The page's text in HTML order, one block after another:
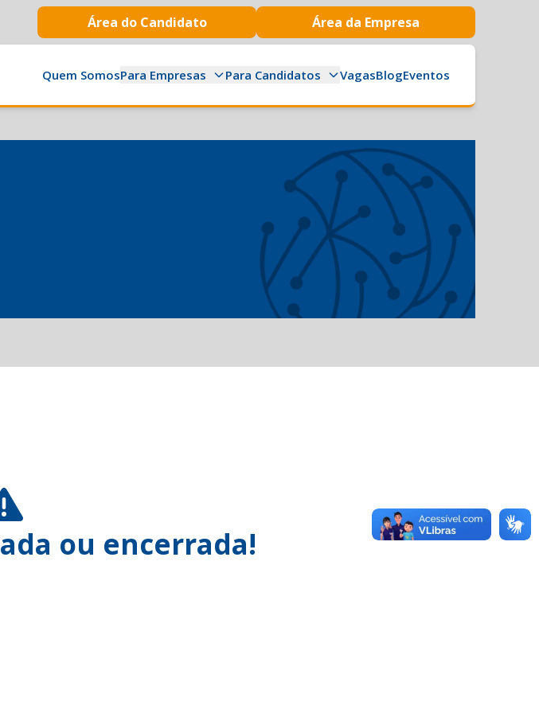
Área do Candidato Área da Empresa
Quem SomosPara Empresas Para Candidatos VagasBlogEventos
ou encerrada!